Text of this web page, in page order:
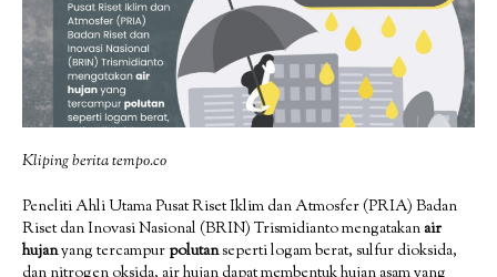
Kliping berita tempo.co
Peneliti Ahli Utama Pusat Riset Iklim dan Atmosfer (PRIA) Badan
Riset dan Inovasi Nasional (BRIN) Trismidianto mengatakan air
hujanyang tercampur polutanseperti logam berat, sulfur dioksida,